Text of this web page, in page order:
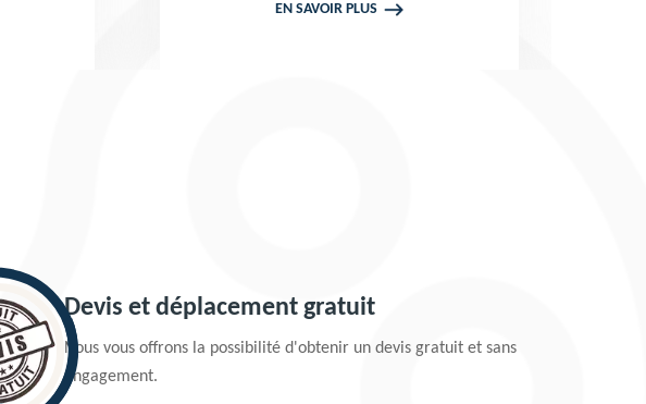
chez vous pour prendre en main vos
EN SAVOIR PLUS
Devis et déplacement gratuit
Nous vous offrons la possibilité d'obtenir un devis gratuit et sans
engagement.